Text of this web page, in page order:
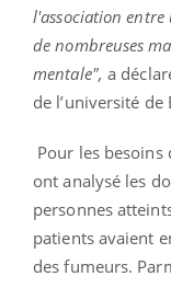
l'association entre
de nombreuses
mentale", a
de l’université
Pour les besoins
ont analysé les
personnes
patients avaient
des fumeurs.